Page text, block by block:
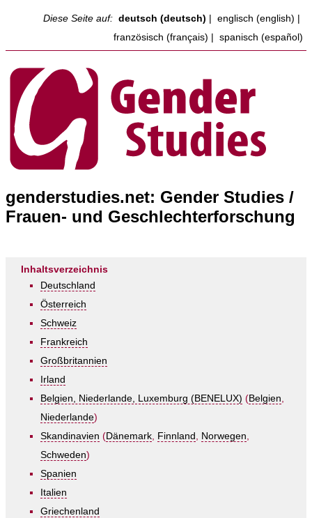
Diese Seite auf: deutsch (deutsch) englisch (english)
französisch (français)
spanisch (español)
genderstudies.net: Gender Studies /
Frauen- und Geschlechterforschung
Inhaltsverzeichnis
Deutschland
Österreich
Schweiz
Frankreich
Großbritannien
Irland
Belgien, Niederlande, Luxemburg (BENELUX) (Belgien,
Niederlande)
Skandinavien (Dänemark, Finnland , Norwegen,
Schweden)
Spanien
Italien
Griechenland